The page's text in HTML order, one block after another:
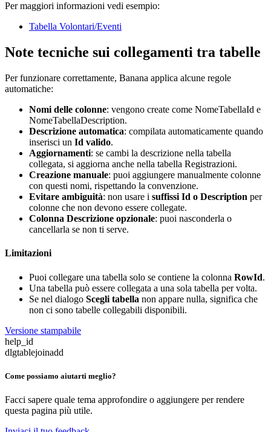
Per maggiori informazioni vedi esempio:
Tabella Volontari/Eventi
Note tecniche sui collegamenti tra tabelle
Per funzionare correttamente, Banana applica alcune regole
automatiche:
Nomi delle colonne: vengono create come NomeTabellaId e
NomeTabellaDescription.
Descrizione automatica: compilata automaticamente quando
inserisci un Id valido.
Aggiornamenti: se cambi la descrizione nella tabella
collegata, si aggiorna anche nella tabella Registrazioni.
Creazione manuale: puoi aggiungere manualmente colonne
con questi nomi, rispettando la convenzione.
Evitare ambiguità: non usare i suffissi Id o Description per
colonne che non devono essere collegate.
Colonna Descrizione opzionale: puoi nasconderla o
cancellarla se non ti serve.
Limitazioni
Puoi collegare una tabella solo se contiene la colonna RowId.
Una tabella può essere collegata a una sola tabella per volta.
Se nel dialogo Scegli tabella non appare nulla, significa che
non ci sono tabelle collegabili disponibili.
Versione stampabile
help_id
dlgtablejoinadd
Come possiamo aiutarti meglio?
Facci sapere quale tema approfondire o aggiungere per rendere
questa pagina più utile.